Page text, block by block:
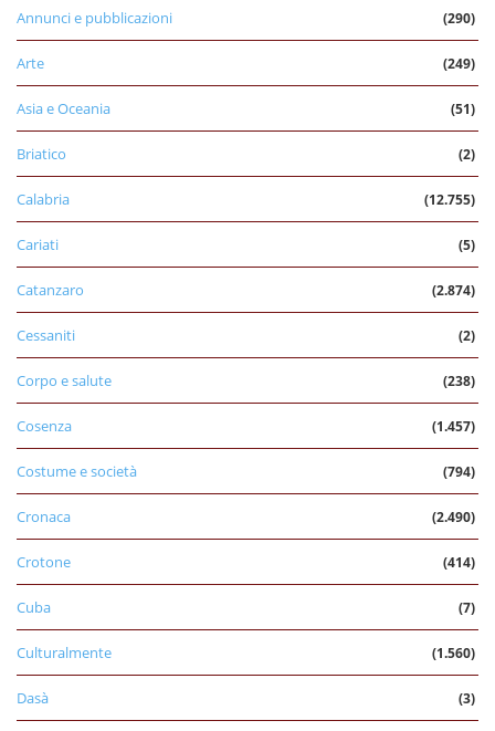
Annunci e pubblicazioni (290)
Arte (249)
Asia e Oceania (51)
Briatico (2)
Calabria (12.755)
Cariati (5)
Catanzaro (2.874)
Cessaniti (2)
Corpo e salute (238)
Cosenza (1.457)
Costume e società (794)
Cronaca (2.490)
Crotone (414)
Cuba (7)
Culturalmente (1.560)
Dasà (3)